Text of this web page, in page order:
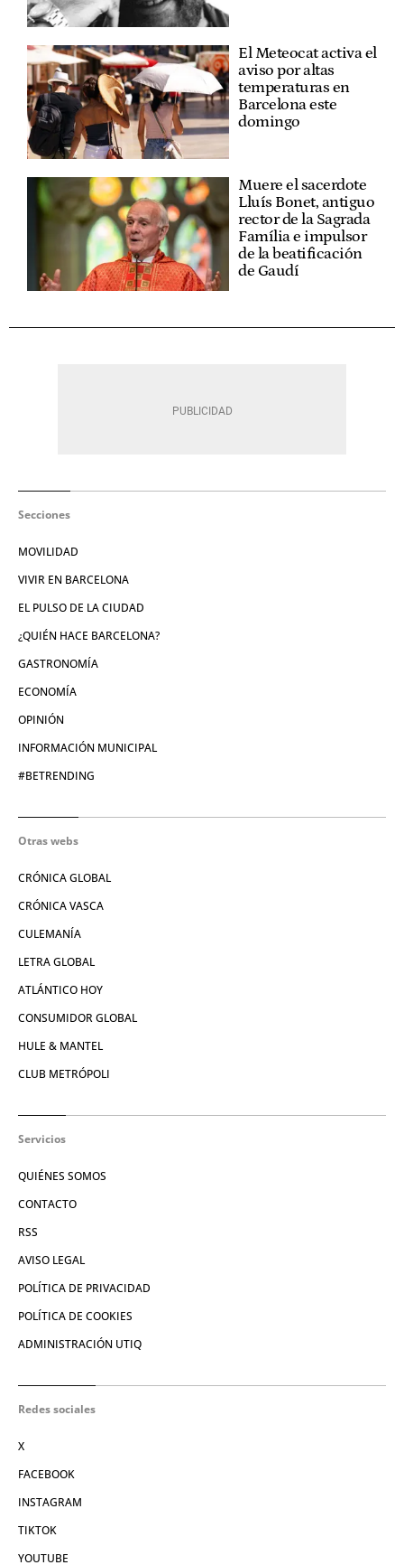
El Meteocat activa el
aviso por altas
temperaturas en
Barcelona este
domingo
Muere el sacerdote
Lluís Bonet, antiguo
rector de la Sagrada
Família e impulsor
de la beatificación
de Gaudí
Secciones
MOVILIDAD
VIVIR EN BARCELONA
EL PULSO DE LA CIUDAD
¿QUIÉN HACE BARCELONA?
GASTRONOMÍA
ECONOMÍA
OPINIÓN
INFORMACIÓN MUNICIPAL
#BETRENDING
Otras webs
CRÓNICA GLOBAL
CRÓNICA VASCA
CULEMANÍA
LETRA GLOBAL
ATLÁNTICO HOY
CONSUMIDOR GLOBAL
HULE & MANTEL
CLUB METRÓPOLI
Servicios
QUIÉNES SOMOS
CONTACTO
RSS
AVISO LEGAL
POLÍTICA DE PRIVACIDAD
POLÍTICA DE COOKIES
ADMINISTRACIÓN UTIQ
Redes sociales
X
FACEBOOK
INSTAGRAM
TIKTOK
YOUTUBE